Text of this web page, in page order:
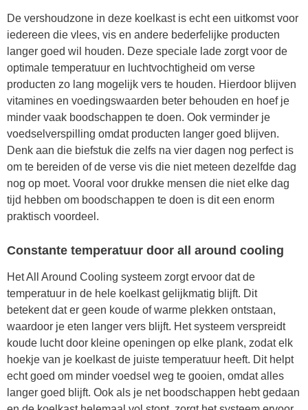
De vershoudzone in deze koelkast is echt een uitkomst voor
iedereen die vlees, vis en andere bederfelijke producten
langer goed wil houden. Deze speciale lade zorgt voor de
optimale temperatuur en luchtvochtigheid om verse
producten zo lang mogelijk vers te houden. Hierdoor blijven
vitamines en voedingswaarden beter behouden en hoef je
minder vaak boodschappen te doen. Ook verminder je
voedselverspilling omdat producten langer goed blijven.
Denk aan die biefstuk die zelfs na vier dagen nog perfect is
om te bereiden of de verse vis die niet meteen dezelfde dag
nog op moet. Vooral voor drukke mensen die niet elke dag
tijd hebben om boodschappen te doen is dit een enorm
praktisch voordeel.
Constante temperatuur door all around cooling
Het All Around Cooling systeem zorgt ervoor dat de
temperatuur in de hele koelkast gelijkmatig blijft. Dit
betekent dat er geen koude of warme plekken ontstaan,
waardoor je eten langer vers blijft. Het systeem verspreidt
koude lucht door kleine openingen op elke plank, zodat elk
hoekje van je koelkast de juiste temperatuur heeft. Dit helpt
echt goed om minder voedsel weg te gooien, omdat alles
langer goed blijft. Ook als je net boodschappen hebt gedaan